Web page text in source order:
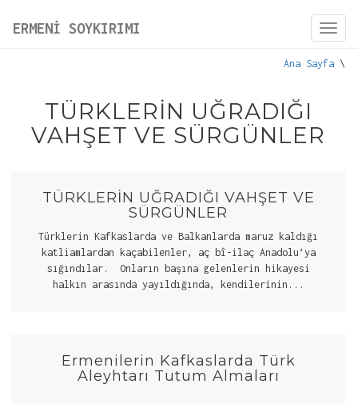
ERMENİ SOYKIRIMI
Ana Sayfa \
TÜRKLERİN UĞRADIĞI
VAHŞET VE SÜRGÜNLER
TÜRKLERİN UĞRADIĞI VAHŞET VE
SÜRGÜNLER
Türklerin Kafkaslarda ve Balkanlarda maruz kaldığı
katliamlardan kaçabilenler, aç bî-ilaç Anadolu’ya
sığındılar. Onların başına gelenlerin hikayesi
halkın arasında yayıldığında, kendilerinin...
Ermenilerin Kafkaslarda Türk
Aleyhtarı Tutum Almaları